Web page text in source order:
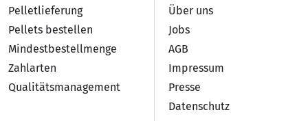
Pelletlieferung
Pellets bestellen
Mindestbestellmenge
Zahlarten
Qualitätsmanagement
Über uns
Jobs
AGB
Impressum
Presse
Datenschutz